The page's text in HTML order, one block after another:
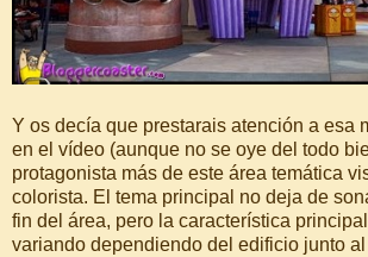
Y os decía que prestarais atención a esa
en el vídeo (aunque no se oye del todo
protagonista más de este área temática
colorista. El tema principal no deja de
fin del área, pero la característica
variando dependiendo del edificio junto